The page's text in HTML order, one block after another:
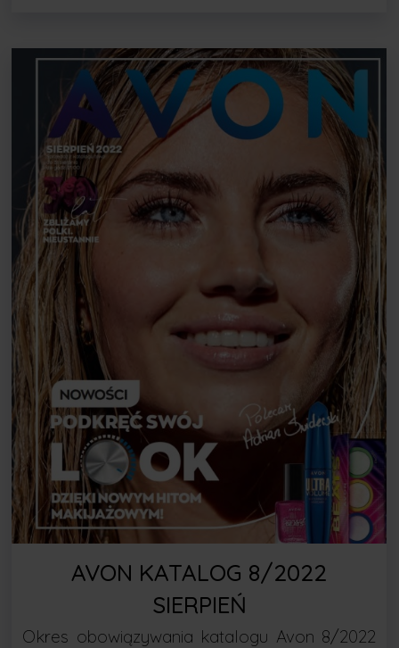
AVON KATALOG 8/2022
SIERPIEŃ
Okres obowiązywania katalogu Avon 8/2022